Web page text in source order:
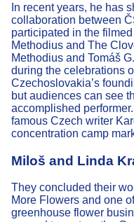
In recent years, he has
collaboration between
participated in the
Methodius and The
Methodius and Tomáš
during the celebrations
Czechoslovakia’s
but audiences can see
accomplished
famous Czech writer
concentration camp
Miloš and Linda
They concluded their
More Flowers and one
greenhouse flower